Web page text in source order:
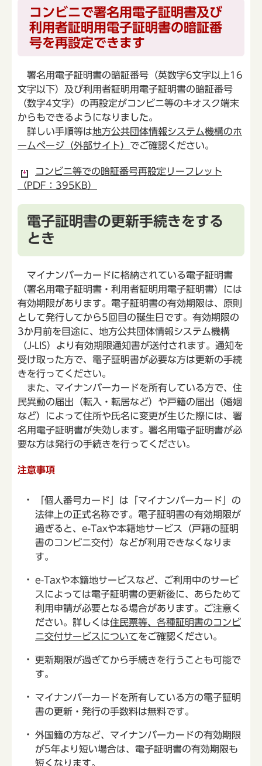
コンビニで署名用電子証明書及び
利用者証明用電子証明書の暗証番
号を再設定できます
署名用電子証明書の暗証番号（英数字6文字以上16
文字以下）及び利用者証明用電子証明書の暗証番号
（数字4文字）の再設定がコンビニ等のキオスク端末
からもできるようになりました。
詳しい手順等は地方公共団体情報システム機構のホ
ームページ（外部サイト） でご確認ください。
コンビニ等での暗証番号再設定リーフレット
（PDF：395KB）
電子証明書の更新手続きをする
とき
マイナンバーカードに格納されている電子証明書
（署名用電子証明書・利用者証明用電子証明書）には
有効期限があります。電子証明書の有効期限は、原則
として発行してから5回目の誕生日です。有効期限の
3か月前を目途に、地方公共団体情報システム機構
（J-LIS）より有効期限通知書が送付されます。通知を
受け取った方で、電子証明書が必要な方は更新の手続
きを行ってください。
また、マイナンバーカードを所有している方で、住
民異動の届出（転入・転居など）や戸籍の届出（婚姻
など）によって住所や氏名に変更が生じた際には、署
名用電子証明書が失効します。署名用電子証明書が必
要な方は発行の手続きを行ってください。
注意事項
「個人番号カード」は「マイナンバーカード」の
法律上の正式名称です。電子証明書の有効期限が
過ぎると、e-Taxや本籍地サービス（戸籍の証明
書のコンビニ交付）などが利用できなくなりま
す。
e-Taxや本籍地サービスなど、ご利用中のサービ
スによっては電子証明書の更新後に、あらためて
利用申請が必要となる場合があります。ご注意く
ださい。詳しくは住民票等、各種証明書のコンビ
ニ交付サービスについてをご確認ください。
更新期限が過ぎてから手続きを行うことも可能で
す。
マイナンバーカードを所有している方の電子証明
書の更新・発行の手数料は無料です。
外国籍の方など、マイナンバーカードの有効期限
が5年より短い場合は、電子証明書の有効期限も
短くなります。